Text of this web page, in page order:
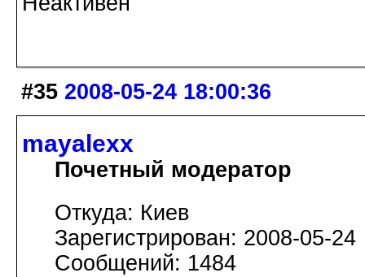
#35 2008-05-24 18:00:36
mayalexx
Почетный модератор
Откуда: Киев
Зарегистрирован: 2008-05-24
Сообщений: 1484